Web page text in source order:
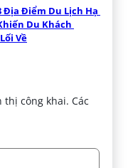
Địa Điểm Du Lịch Hạ
Du Khách
Về
thị công khai. Các